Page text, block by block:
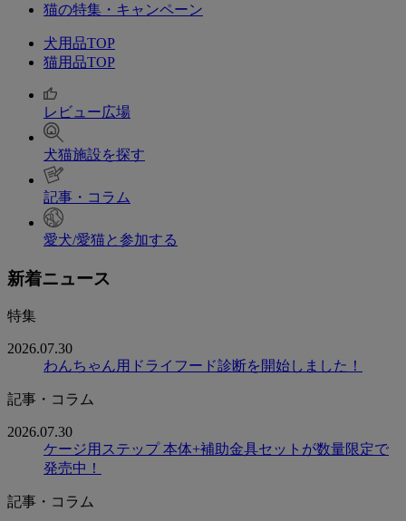
猫の特集・キャンペーン
犬用品TOP
猫用品TOP
レビュー広場
犬猫施設を探す
記事・コラム
愛犬/愛猫と参加する
新着ニュース
特集
2026.07.30
わんちゃん用ドライフード診断を開始しました！
記事・コラム
2026.07.30
ケージ用ステップ 本体+補助金具セットが数量限定で
発売中！
記事・コラム